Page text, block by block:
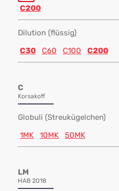
C200
Dilution (flüssig)
C30
C60 C100 C200
C
Korsakoff
Globuli (Streukügelchen)
1MK
10MK 50MK
LM
HAB 2018